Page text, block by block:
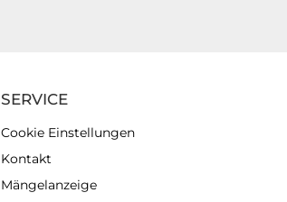
SERVICE
Cookie Einstellungen
Kontakt
Mängelanzeige